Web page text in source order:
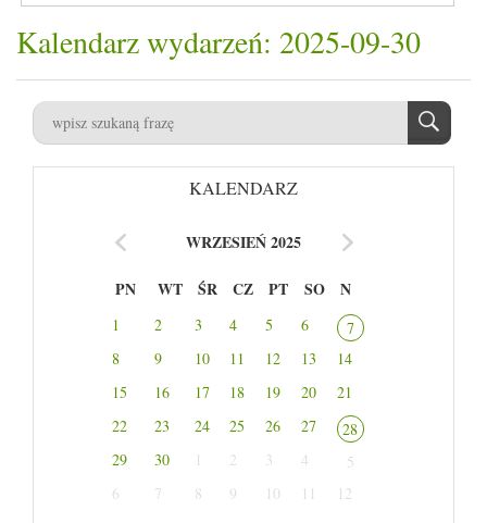
Kalendarz wydarzeń: 2025-09-30
KALENDARZ
WRZESIEŃ 2025
PN WT ŚR CZ PT SO N
1 2 3 4 5 6
7
8
9 10 11 12 13
14
15
16 17 18 19 20
21
22
23 24 25 26 27
28
29
30 1 2 3 4
5
6
7 8 9 10 11 12